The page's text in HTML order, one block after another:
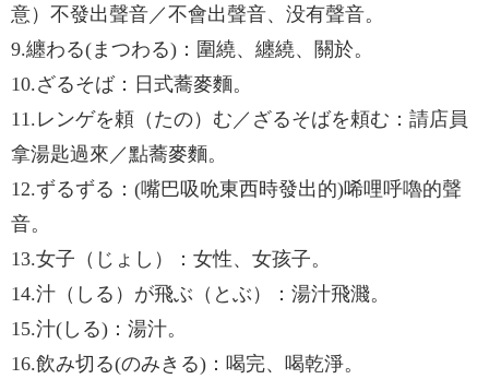
意）不發出聲音／不會出聲音、没有聲音。
9.纏わる(まつわる)：圍繞、纏繞、關於。
10.ざるそば：日式蕎麥麵。
11.レンゲを頼（たの）む／ざるそばを頼む：請店員
拿湯匙過來／點蕎麥麵。
12.ずるずる：(嘴巴吸吮東西時發出的)唏哩呼嚕的聲
音。
13.女子（じょし）：女性、女孩子。
14.汁（しる）が飛ぶ（とぶ）：湯汁飛濺。
15.汁(しる)：湯汁。
16.飲み切る(のみきる)：喝完、喝乾淨。